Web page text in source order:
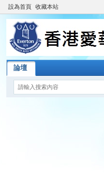
設為首頁 收藏本站
論壇